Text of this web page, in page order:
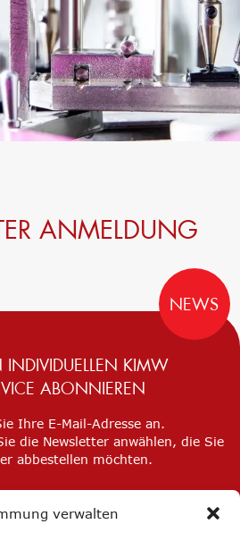
verwalten
ANMELDUNG
NEWS
INDIVIDUELLEN KIMW
ABONNIEREN
Ihre E-Mail-Adresse an.
die Newsletter anwählen, die Sie
abbestellen möchten.